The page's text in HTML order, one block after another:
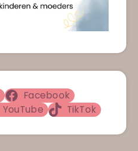
Facebook
YouTube TikTok